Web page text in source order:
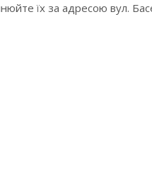
їх за адресою вул.